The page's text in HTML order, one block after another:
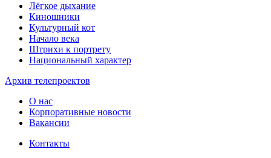
Лёгкое дыхание
Киношники
Культурный кот
Начало века
Штрихи к портрету
Национальный характер
Архив телепроектов
О нас
Корпоративные новости
Вакансии
Контакты